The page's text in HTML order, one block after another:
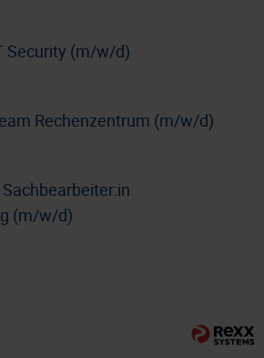
Security (m/w/d)
Rechenzentrum (m/w/d)
(m/w/d)